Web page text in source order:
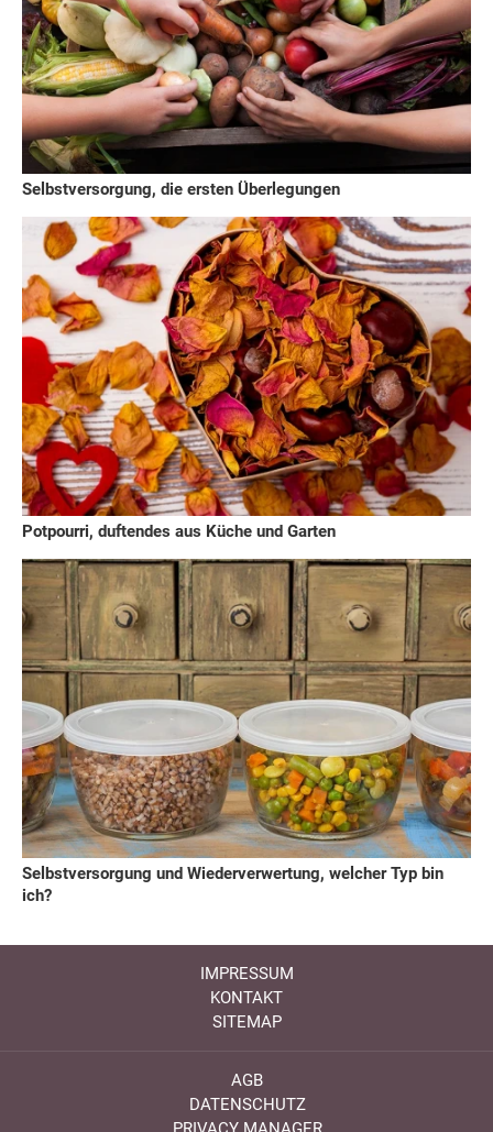
Selbstversorgung, die ersten Überlegungen
Potpourri, duftendes aus Küche und Garten
Selbstversorgung und Wiederverwertung, welcher Typ bin
ich?
IMPRESSUM
KONTAKT
SITEMAP
AGB
DATENSCHUTZ